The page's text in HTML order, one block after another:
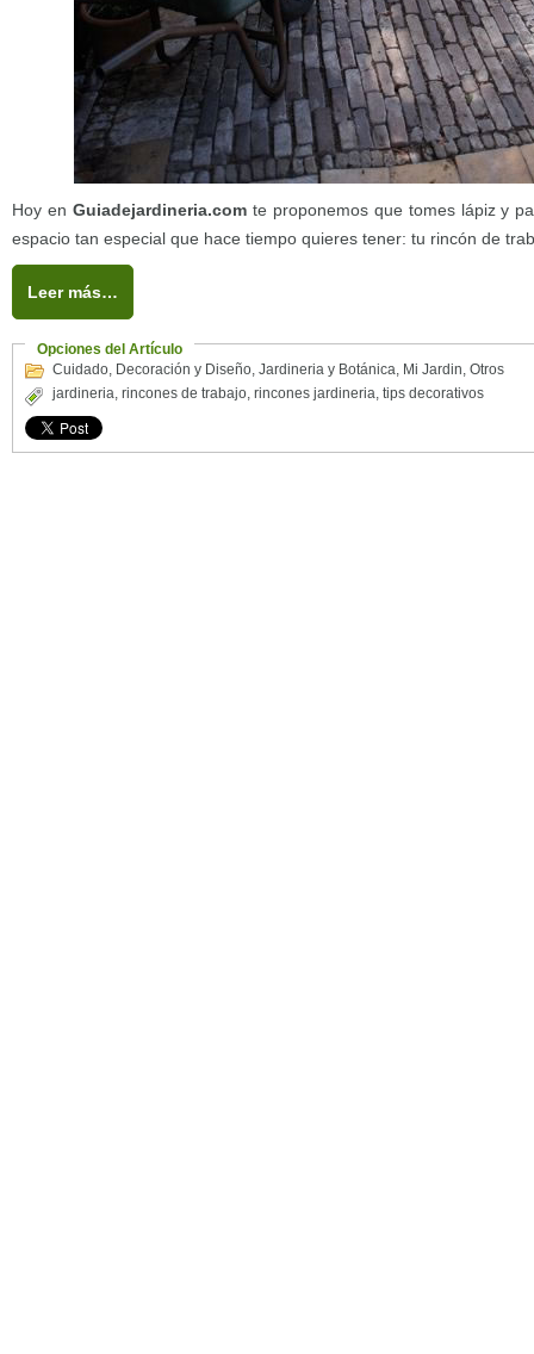
Hoy en Guiadejardineria.comte proponemos que tomes lápiz y
espacio tan especial que hace tiempo quieres tener: tu rincón de
Leer más…
Opciones del Artículo
Cuidado, Decoración y Diseño, Jardineria y Botánica, Mi Jardin, Otros
jardineria, rincones de trabajo, rincones jardineria, tips decorativos